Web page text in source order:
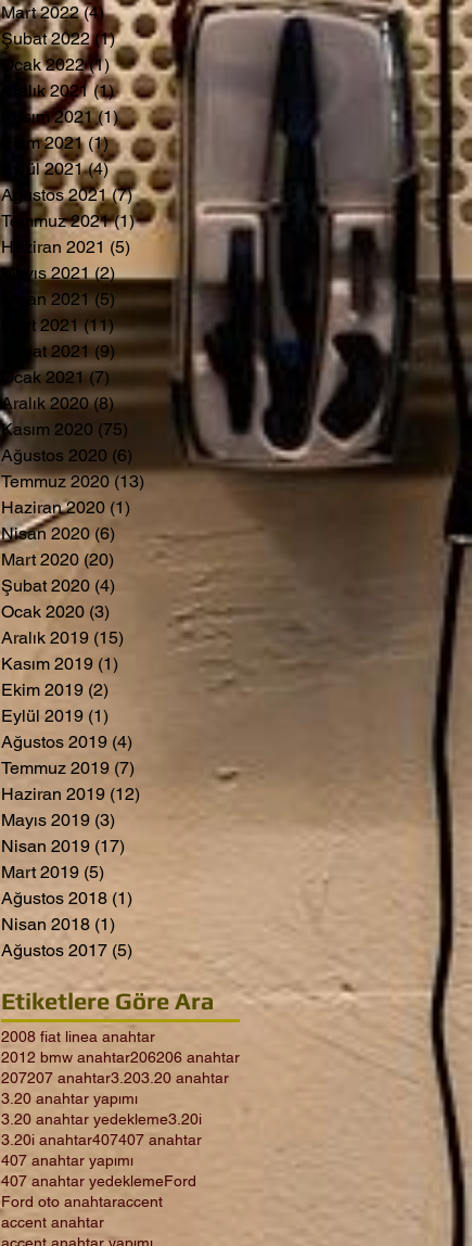
Mart 2022 (4)4 yazı
Şubat 2022 (1)1 yazı
Ocak 2022 (1)1 yazı
Aralık 2021 (1)1 yazı
Kasım 2021 (1)1 yazı
Ekim 2021 (1)1 yazı
Eylül 2021 (4)4 yazı
Ağustos 2021 (7)7 yazı
Temmuz 2021 (1)1 yazı
Haziran 2021 (5)
Mayıs 2021 (2)2 yazı
Nisan 2021 (5)5 yazı
Mart 2021 (11)11 yazı
Şubat 2021 (9)
Ocak 2021 (7)
Aralık 2020 (8)8 yazı
Kasım 2020 (75)
Ağustos 2020 (6)
Temmuz 2020 (13) 13 yazı
Haziran 2020 (1)
Nisan 2020 (6) 6 yazı
Mart 2020 (20) 20 yazı
Şubat 2020 (4)
Ocak 2020 (3)
Aralık 2019 (15) 15 yazı
Kasım 2019 (1)
Ekim 2019 (2)
Eylül 2019 (1)
Ağustos 2019 (4)
Temmuz 2019 (7)
Haziran 2019 (12)
Mayıs 2019 (3)
Nisan 2019 (17)
Mart 2019 (5)
Ağustos 2018 (1)
Nisan 2018 (1) 1 yazı
Ağustos 2017 (5)
Etiketlere Göre Ara
2008 fiat linea anahtar
2012 bmw anahtar206206 anahtar
207207 anahtar3.203.20 anahtar
3.20 anahtar yapımı
3.20 anahtar yedekleme3.20i
3.20i anahtar407407 anahtar
407 anahtar yapımı
407 anahtar yedeklemeFord
Ford oto anahtaraccent
accent anahtar
accent anahtar yapımı